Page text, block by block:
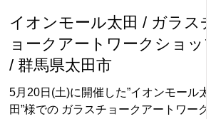
ース: チョーク＆サイ
イオンモール太田 / ガラスチ
ョークアートワークショップ
/ 群馬県太田市
5月20日(土)に開催した”イオンモール太
田”様での ガラスチョークアートワークシ